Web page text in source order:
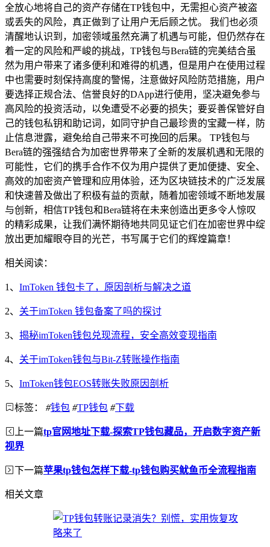
全放心地将自己的资产存储在TP钱包中，无需担心资产被盗
或丢失的风险，真正做到了让用户无后顾之忧。 我们也必须
清醒地认识到，加密领域虽然充满了机遇与可能，但仍然存在
着一定的风险和严峻的挑战，TP钱包与Bera链的完美结合虽
然为用户带来了诸多便利和难得的机遇，但是用户在使用过程
中也需要时刻保持高度的警惕，注意做好风险防范措施，用户
要选择正规合法、信誉良好的DApp进行使用，坚决避免参与
高风险的投资活动，以免遭受不必要的损失；要妥善保管好自
己的钱包私钥和助记词，如同守护自己最珍贵的宝藏一样，防
止信息泄露，避免给自己带来不可挽回的后果。 TP钱包与
Bera链的强强结合为加密世界带来了全新的发展机遇和无限的
可能性，它们的携手合作不仅为用户提供了更加便捷、安全、
高效的加密资产管理和应用体验，还为区块链技术的广泛发展
和快速普及做出了积极有益的贡献，随着加密领域不断地发展
与创新，相信TP钱包和Bera链将在未来创造出更多令人惊叹
的精彩成果，让我们满怀期待地共同见证它们在加密世界中绽
放出更加耀眼夺目的光芒，书写属于它们的辉煌篇章！
相关阅读：
1、 ImToken 钱包卡了，原因剖析与解决之道
2、 关于imToken 钱包备案了吗的探讨
3、 揭秘imToken钱包兑现流程，安全高效变现指南
4、 关于imToken钱包与Bit-Z转账操作指南
5、 ImToken钱包EOS转账失败原因剖析
标签： #钱包 #TP钱包 #下载
上一篇tp官网地址下载-探索TP钱包藏品，开启数字资产新
视界
下一篇苹果tp钱包怎样下载-tp钱包购买鱿鱼币全流程指南
相关文章